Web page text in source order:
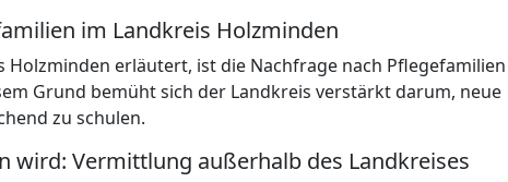
im Landkreis Holzminden
Holzminden erläutert, ist die Nachfrage nach Pflegefamilien
Grund bemüht sich der Landkreis verstärkt darum, neue
zu schulen.
wird: Vermittlung außerhalb des Landkreises